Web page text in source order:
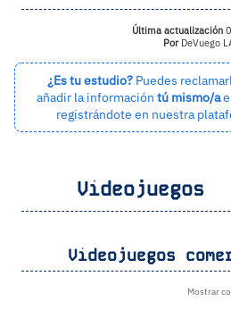
Última actualización
PorDeVuego
¿Es tu estudio? Puedes
añadir la información tú mismo/a
registrándote en nuestra
Videojuegos
Videojuegos
Mostrar